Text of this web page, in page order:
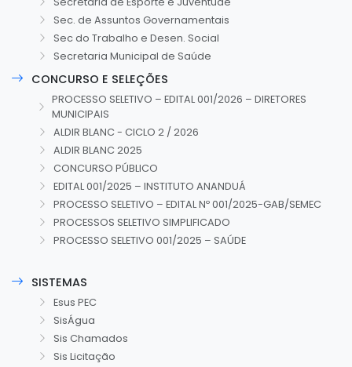
Sec. de Assuntos Governamentais
Sec do Trabalho e Desen. Social
Secretaria Municipal de Saúde
CONCURSO E SELEÇÕES
PROCESSO SELETIVO – EDITAL 001/2026 – DIRETORES
MUNICIPAIS
ALDIR BLANC - CICLO 2 / 2026
ALDIR BLANC 2025
CONCURSO PÚBLICO
EDITAL 001/2025 – INSTITUTO ANANDUÁ
PROCESSO SELETIVO – EDITAL Nº 001/2025-GAB/SEMEC
PROCESSOS SELETIVO SIMPLIFICADO
PROCESSO SELETIVO 001/2025 – SAÚDE
SISTEMAS
Esus PEC
SisÁgua
Sis Chamados
Sis Licitação